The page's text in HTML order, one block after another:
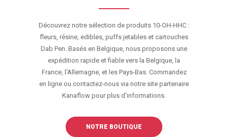
Découvrez notre sélection de produits 10-OH-HHC :
fleurs, résine, edibles, puffs jetables et cartouches
Dab Pen. Basés en Belgique, nous proposons une
expédition rapide et fiable vers la Belgique, la
France, l'Allemagne, et les Pays-Bas. Commandez
en ligne ou contactez-nous via notre site partenaire
Kanaflow pour plus d'informations.
NOTRE BOUTIQUE